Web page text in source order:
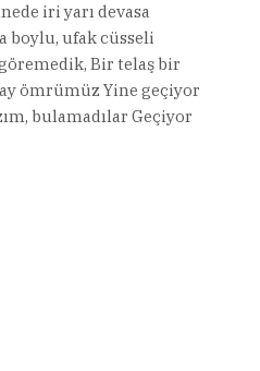
iri yarı devasa
boylu, ufak cüsseli
Bir telaş bir
ömrümüz Yine geçiyor
bulamadılar Geçiyor